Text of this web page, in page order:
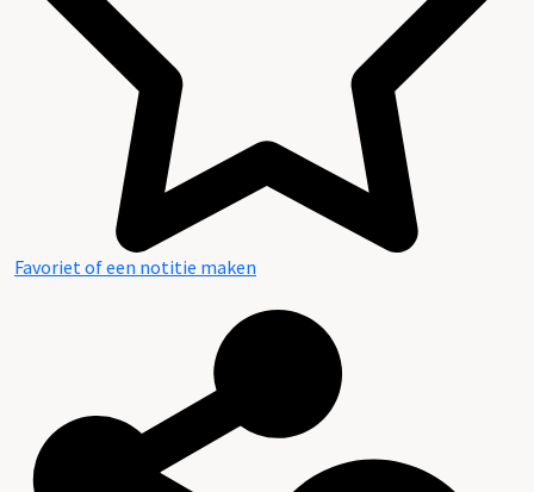
Favoriet of een notitie maken